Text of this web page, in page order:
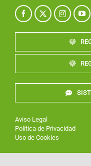
Aviso Legal
Política de Privacidad
Uso de Cookies